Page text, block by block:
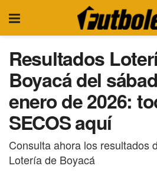
Resultados
Boyacá del
enero de 2026:
SECOS aquí
Consulta ahora los resultados
Lotería de Boyacá